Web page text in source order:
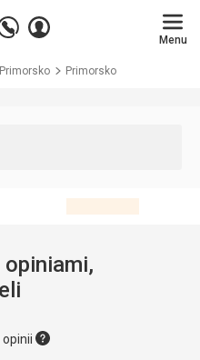
Zadzwoń
+48 71 771 76 55
Zaloguj
Menu
Primorsko Primorsko